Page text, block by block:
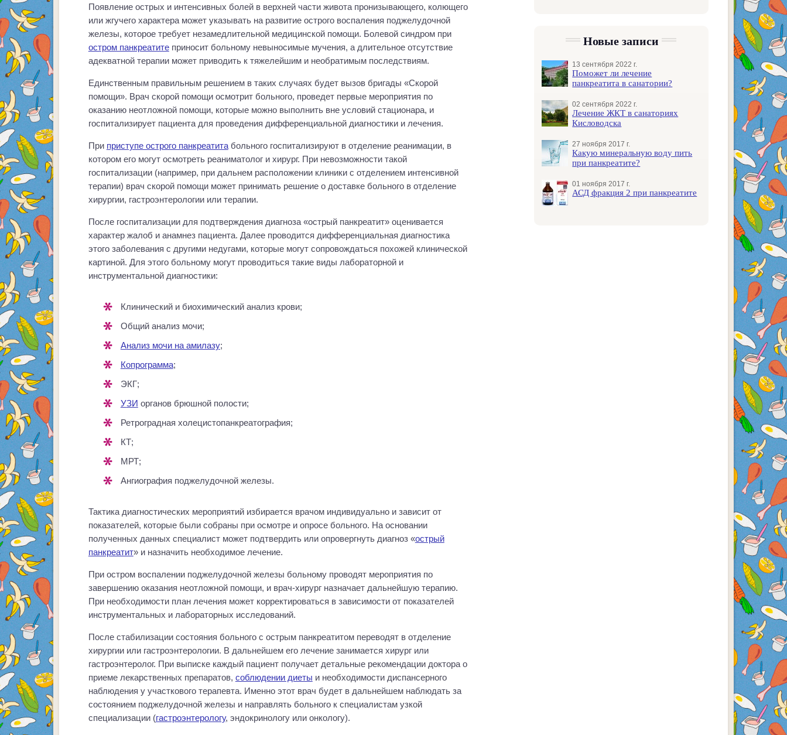
Появление острых и интенсивных болей в верхней части живота пронизывающего, колющего
или жгучего характера может указывать на развитие острого воспаления поджелудочной
железы, которое требует незамедлительной медицинской помощи. Болевой синдром при
остром панкреатитеприносит больному невыносимые мучения, а длительное отсутствие
адекватной терапии может приводить к тяжелейшим и необратимым последствиям.
Единственным правильным решением в таких случаях будет вызов бригады «Скорой
помощи». Врач скорой помощи осмотрит больного, проведет первые мероприятия по
оказанию неотложной помощи, которые можно выполнить вне условий стационара, и
госпитализирует пациента для проведения дифференциальной диагностики и лечения.
При приступе острого панкреатитабольного госпитализируют в отделение реанимации, в
котором его могут осмотреть реаниматолог и хирург. При невозможности такой
госпитализации (например, при дальнем расположении клиники с отделением интенсивной
терапии) врач скорой помощи может принимать решение о доставке больного в отделение
хирургии, гастроэнтерологии или терапии.
После госпитализации для подтверждения диагноза «острый панкреатит» оценивается
характер жалоб и анамнез пациента. Далее проводится дифференциальная диагностика
этого заболевания с другими недугами, которые могут сопровождаться похожей клинической
картиной. Для этого больному могут проводиться такие виды лабораторной и
инструментальной диагностики:
Клинический и биохимический анализ крови;
Общий анализ мочи;
Анализ мочи на амилазу;
Копрограмма;
ЭКГ;
УЗИ органов брюшной полости;
Ретроградная холецистопанкреатография;
КТ;
МРТ;
Ангиография поджелудочной железы.
Тактика диагностических мероприятий избирается врачом индивидуально и зависит от
показателей, которые были собраны при осмотре и опросе больного. На основании
полученных данных специалист может подтвердить или опровергнуть диагноз «острый
панкреатит» и назначить необходимое лечение.
При остром воспалении поджелудочной железы больному проводят мероприятия по
завершению оказания неотложной помощи, и врач-хирург назначает дальнейшую терапию.
При необходимости план лечения может корректироваться в зависимости от показателей
инструментальных и лабораторных исследований.
После стабилизации состояния больного с острым панкреатитом переводят в отделение
хирургии или гастроэнтерологии. В дальнейшем его лечение занимается хирург или
гастроэнтеролог. При выписке каждый пациент получает детальные рекомендации доктора о
приеме лекарственных препаратов, соблюдении диеты и необходимости диспансерного
наблюдения у участкового терапевта. Именно этот врач будет в дальнейшем наблюдать за
состоянием поджелудочной железы и направлять больного к специалистам узкой
специализации (гастроэнтерологу, эндокринологу или онкологу).
Новые записи
13 сентября 2022 г.
Поможет ли лечение
панкреатита в санатории?
02 сентября 2022 г.
Лечение ЖКТ в санаториях
Кисловодска
27 ноября 2017 г.
Какую минеральную воду пить
при панкреатите?
01 ноября 2017 г.
АСД фракция 2 при панкреатите